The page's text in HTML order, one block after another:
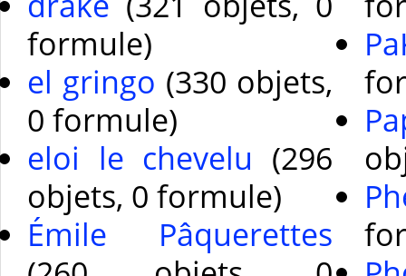
formule)
el gringo (330 objets,
0 formule)
eloi le chevelu (296
objets, 0 formule)
Émile Pâquerettes